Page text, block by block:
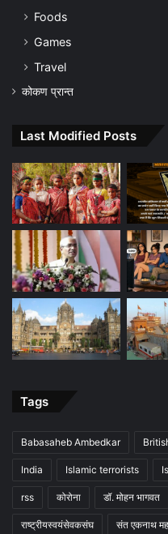
Foods
Games
Travel
कोकण प्रान्त
Last Modified Posts
Tags
Babasaheb Ambedkar
India Islamic terrorists
rss कोरोना डॉ. मोहन भागवत
राष्ट्रीयस्वयंसेवकसंघ संत एकनाथ